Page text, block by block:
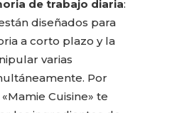
de trabajo diaria:
diseñados para
a corto plazo y la
varias
Por
Cuisine» te